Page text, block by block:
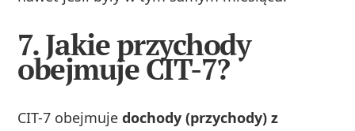
7. Jakie przychody
obejmuje CIT-7?
CIT-7 obejmujedochody (przychody) z